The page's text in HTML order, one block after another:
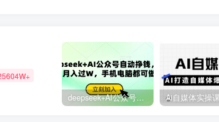
deepseek+AI公众号自动挣钱，轻松月入过W，手机电脑都可做